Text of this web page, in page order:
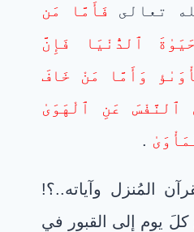
تعالى
فَأَمَّا مَن
ٱلدُّنْيَا فَإِنَّ
وَأَمَّا مَنْ خَافَ
ٱلنَّفْسَ عَنِ ٱلْهَوَىٰ
.
المُنزل وآياته..؟!
كلَ يوم إلى القبور في